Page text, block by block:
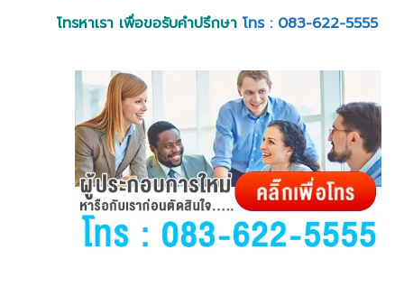
โทรหาเรา เพื่อขอรับคำปรึกษา โทร : 083-622-5555